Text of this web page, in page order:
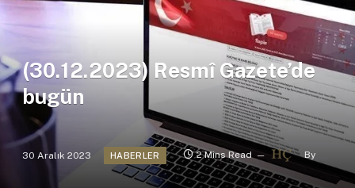
(30.12.2023) Resmî Gazete’de
bugün
30 Aralık 2023 HABERLER 2 Mins Read By